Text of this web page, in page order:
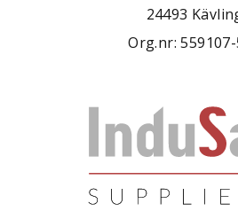
24493
Org.nr: